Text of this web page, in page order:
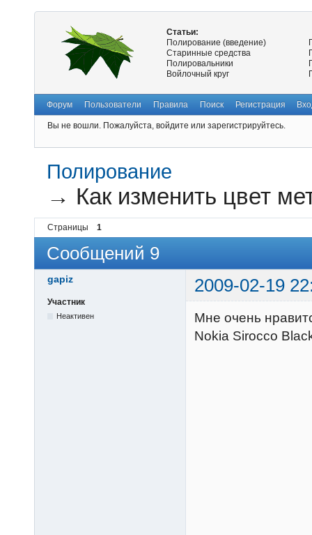
Статьи:
Полирование (введение)
Старинные средства
Полировальники
Войлочный круг
Форум Пользователи Правила Поиск Регистрация
Вы не вошли. Пожалуйста, войдите или зарегистрируйтесь.
Полирование
→ Как изменить цвет
Страницы 1
Сообщений 9
gapiz 2009-02-19
Участник
Неактивен
Мне очень
Nokia Sirocco